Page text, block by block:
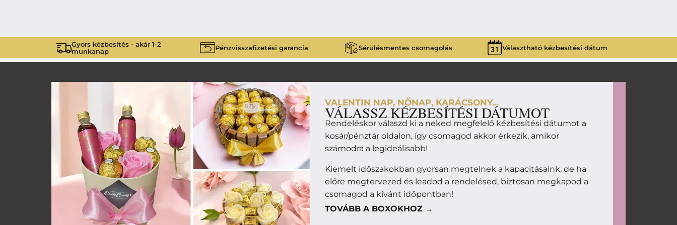
Gyors kézbesítés - akár 1-2
munkanap
Pénzvisszafizetési garancia Sérülésmentes csomagolás Választható kézbesítési dátum
VALENTIN NAP, NŐNAP, KARÁCSONY...
VÁLASSZ KÉZBESÍTÉSI DÁTUMOT
Rendeléskor válaszd ki a neked megfelelő kézbesítési dátumot a
kosár/pénztár oldalon, így csomagod akkor érkezik, amikor
számodra a legideálisabb!
Kiemelt időszakokban gyorsan megtelnek a kapacitásaink, de ha
előre megtervezed és leadod a rendelésed, biztosan megkapod a
csomagod a kívánt időpontban!
TOVÁBB A BOXOKHOZ →